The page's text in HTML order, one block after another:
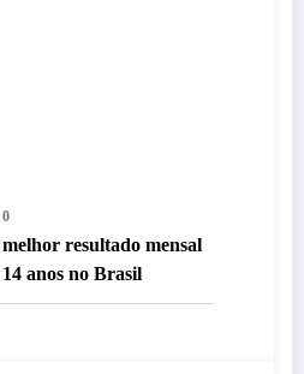
0
resultado mensal
anos no Brasil